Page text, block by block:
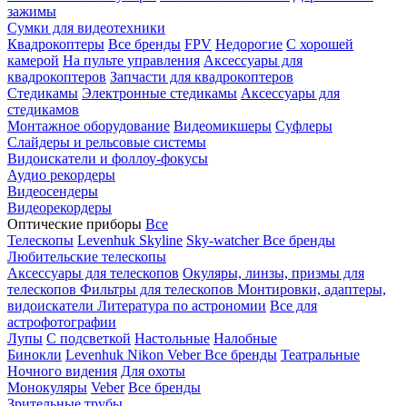
зажимы
Сумки для видеотехники
Квадрокоптеры Все бренды FPV Недорогие С хорошей
камерой На пульте управления Аксессуары для
квадрокоптеров Запчасти для квадрокоптеров
Стедикамы Электронные стедикамы Аксессуары для
стедикамов
Монтажное оборудование Видеомикшеры Суфлеры
Слайдеры и рельсовые системы
Видоискатели и фоллоу-фокусы
Аудио рекордеры
Видеосендеры
Видеорекордеры
Оптические приборы Все
Телескопы Levenhuk Skyline Sky-watcherВсе бренды
Любительские телескопы
Аксессуары для телескопов Окуляры, линзы, призмы для
телескопов Фильтры для телескопов Монтировки, адаптеры,
видоискатели Литература по астрономии Все для
астрофотографии
Лупы С подсветкой Настольные Налобные
Бинокли Levenhuk Nikon VeberВсе бренды Театральные
Ночного видения Для охоты
Монокуляры Veber Все бренды